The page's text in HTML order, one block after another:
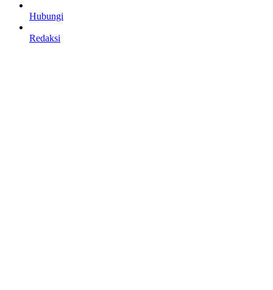
Hubungi
Redaksi